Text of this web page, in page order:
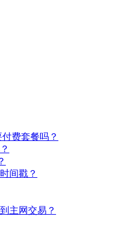
付费套餐吗？
间戳？
主网交易？